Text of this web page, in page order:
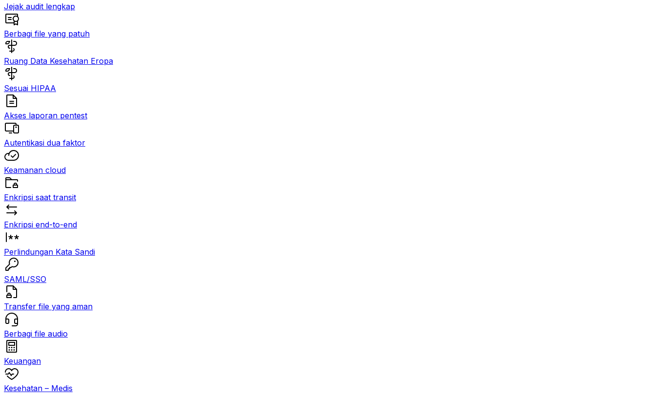
Jejak audit lengkap
Berbagi file yang patuh
Ruang Data Kesehatan Eropa
Sesuai HIPAA
Akses laporan pentest
Autentikasi dua faktor
Keamanan cloud
Enkripsi saat transit
Enkripsi end-to-end
Perlindungan Kata Sandi
SAML/SSO
Transfer file yang aman
Berbagi file audio
Keuangan
Kesehatan – Medis